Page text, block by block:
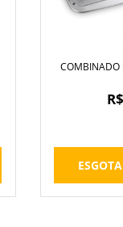
COMBINADO